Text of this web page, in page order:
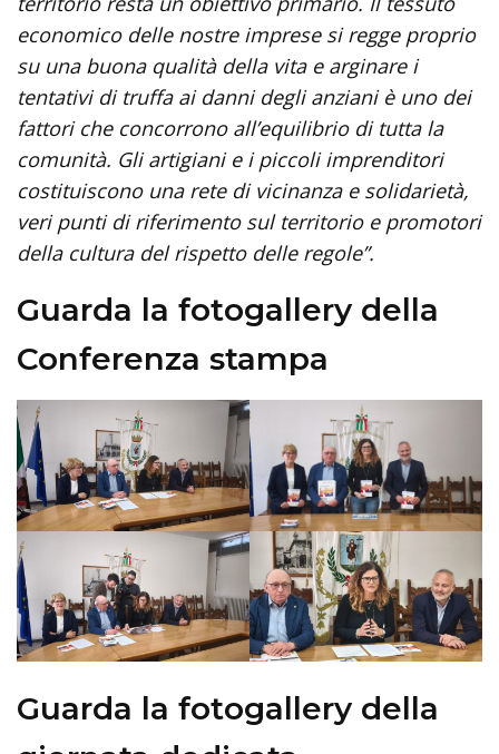
economico delle nostre imprese si regge proprio
su una buona qualità della vita e arginare i
tentativi di truffa ai danni degli anziani è uno dei
fattori che concorrono all’equilibrio di tutta la
comunità. Gli artigiani e i piccoli imprenditori
costituiscono una rete di vicinanza e solidarietà,
veri punti di riferimento sul territorio e promotori
della cultura del rispetto delle regole”.
Guarda la fotogallery della
Conferenza stampa
Guarda la fotogallery della